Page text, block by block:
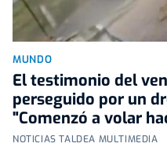
MUNDO
El testimonio del
perseguido por un
"Comenzó a volar
NOTICIAS TALDEA MULTIMEDIA